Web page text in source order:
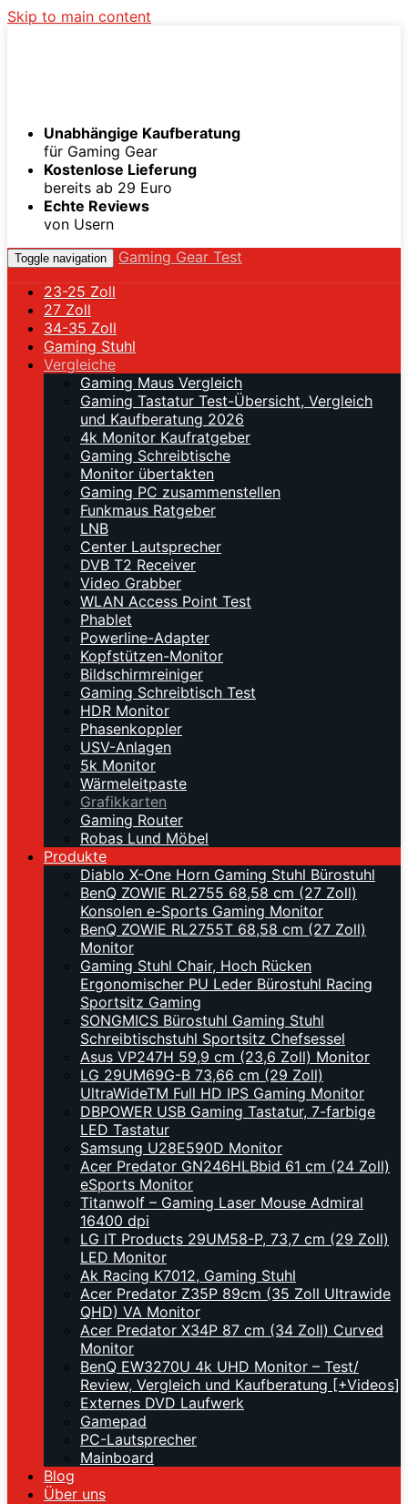
Skip to main content
Unabhängige Kaufberatung
für Gaming Gear
Kostenlose Lieferung
bereits ab 29 Euro
Echte Reviews
von Usern
Toggle navigation
Gaming Gear Test
23-25 Zoll
27 Zoll
34-35 Zoll
Gaming Stuhl
Vergleiche
Gaming Maus Vergleich
Gaming Tastatur Test-Übersicht, Vergleich
und Kaufberatung 2026
4k Monitor Kaufratgeber
Gaming Schreibtische
Monitor übertakten
Gaming PC zusammenstellen
Funkmaus Ratgeber
LNB
Center Lautsprecher
DVB T2 Receiver
Video Grabber
WLAN Access Point Test
Phablet
Powerline-Adapter
Kopfstützen-Monitor
Bildschirmreiniger
Gaming Schreibtisch Test
HDR Monitor
Phasenkoppler
USV-Anlagen
5k Monitor
Wärmeleitpaste
Grafikkarten
Gaming Router
Robas Lund Möbel
Produkte
Diablo X-One Horn Gaming Stuhl Bürostuhl
BenQ ZOWIE RL2755 68,58 cm (27 Zoll)
Konsolen e-Sports Gaming Monitor
BenQ ZOWIE RL2755T 68,58 cm (27 Zoll)
Monitor
Gaming Stuhl Chair, Hoch Rücken
Ergonomischer PU Leder Bürostuhl Racing
Sportsitz Gaming
SONGMICS Bürostuhl Gaming Stuhl
Schreibtischstuhl Sportsitz Chefsessel
Asus VP247H 59,9 cm (23,6 Zoll) Monitor
LG 29UM69G-B 73,66 cm (29 Zoll)
UltraWideTM Full HD IPS Gaming Monitor
DBPOWER USB Gaming Tastatur, 7-farbige
LED Tastatur
Samsung U28E590D Monitor
Acer Predator GN246HLBbid 61 cm (24 Zoll)
eSports Monitor
Titanwolf – Gaming Laser Mouse Admiral
16400 dpi
LG IT Products 29UM58-P, 73,7 cm (29 Zoll)
LED Monitor
Ak Racing K7012, Gaming Stuhl
Acer Predator Z35P 89cm (35 Zoll Ultrawide
QHD) VA Monitor
Acer Predator X34P 87 cm (34 Zoll) Curved
Monitor
BenQ EW3270U 4k UHD Monitor – Test/
Review, Vergleich und Kaufberatung [+Videos]
Externes DVD Laufwerk
Gamepad
PC-Lautsprecher
Mainboard
Blog
Über uns